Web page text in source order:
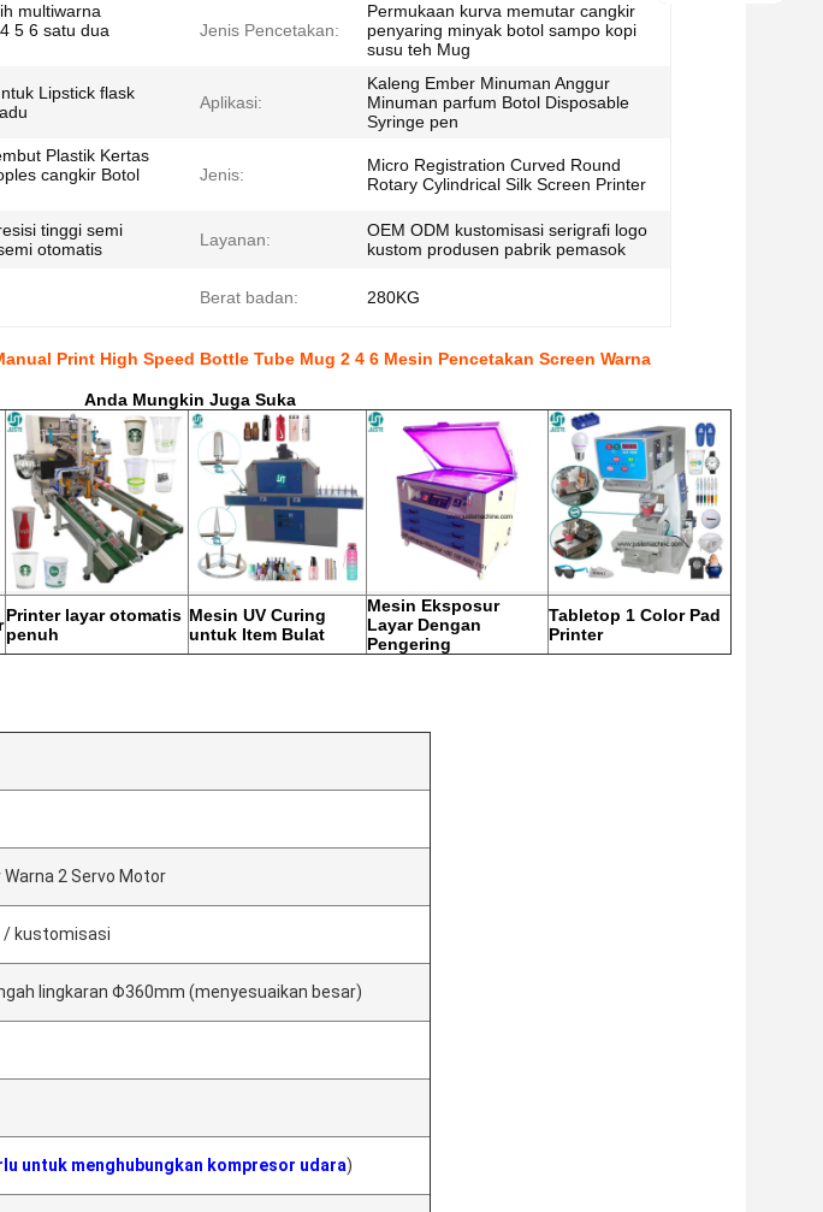
multiwarna
5 6 satu dua
Jenis Pencetakan:
Permukaan kurva memutar cangkir
penyaring minyak botol sampo kopi
susu teh Mug
Lipstick flask
Aplikasi:
Kaleng Ember Minuman Anggur
Minuman parfum Botol Disposable
Syringe pen
Plastik Kertas
cangkir Botol
Jenis:
Micro Registration Curved Round
Rotary Cylindrical Silk Screen Printer
tinggi semi
otomatis
Layanan:
OEM ODM kustomisasi serigrafi logo
kustom produsen pabrik pemasok
Berat badan: 280KG
Print High Speed Bottle Tube Mug 2 4 6 Mesin Pencetakan Screen Warna
Anda Mungkin Juga Suka
Printer layar otomatis
penuh
Mesin UV Curing
untuk Item Bulat
Mesin Eksposur
Layar Dengan
Pengering
Tabletop 1 Color Pad
Printer
Warna 2 Servo Motor
/ kustomisasi
lingkaran Φ360mm (menyesuaikan besar)
untuk menghubungkan kompresor udara)